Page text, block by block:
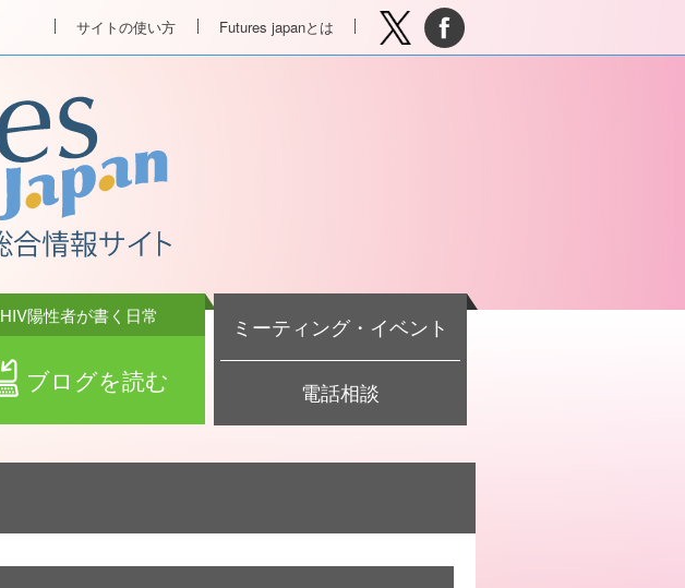
サイトの使い方 Futures japanとは
ブログを読む
HIV陽性者が書く日常 ミーティング・イベント
電話相談